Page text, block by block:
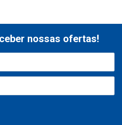
nossas ofertas!